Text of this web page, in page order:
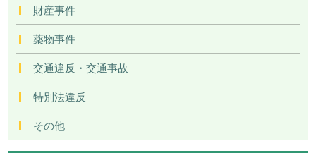
財産事件
薬物事件
交通違反・交通事故
特別法違反
その他